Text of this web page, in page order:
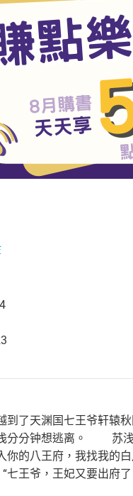
到了天渊国七王爷轩辕
分分钟想逃离。 苏
你的八王府，我找我
爷，王妃又要出府